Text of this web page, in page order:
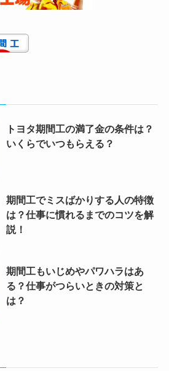
トヨタ期間工の満了金の条件は？
いくらでいつもらえる？
期間工でミスばかりする人の特徴
は？仕事に慣れるまでのコツを解
説！
期間工もいじめやパワハラはあ
る？仕事がつらいときの対策と
は？